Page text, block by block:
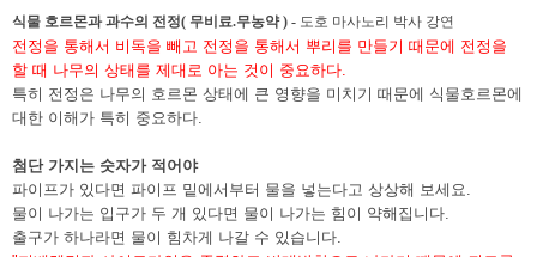
식물 호르몬과 과수의 전정( 무비료.무농약 ) - 도호 마사노리 박사 강연
전정을 통해서 비독을 빼고 전정을 통해서 뿌리를 만들기 때문에 전정을
할 때 나무의 상태를 제대로 아는 것이 중요하다.
특히 전정은 나무의 호르몬 상태에 큰 영향을 미치기 때문에 식물호르몬에
대한 이해가 특히 중요하다.
첨단 가지는 숫자가 적어야
파이프가 있다면 파이프 밑에서부터 물을 넣는다고 상상해 보세요.
물이 나가는 입구가 두 개 있다면 물이 나가는 힘이 약해집니다.
출구가 하나라면 물이 힘차게 나갈 수 있습니다.